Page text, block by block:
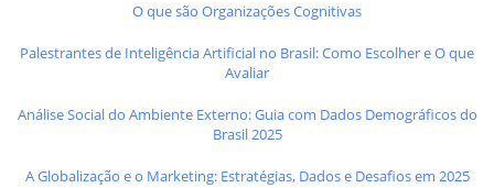
O que são Organizações Cognitivas
Palestrantes de Inteligência Artificial no Brasil: Como Escolher e O que
Avaliar
Análise Social do Ambiente Externo: Guia com Dados Demográficos do
Brasil 2025
A Globalização e o Marketing: Estratégias, Dados e Desafios em 2025